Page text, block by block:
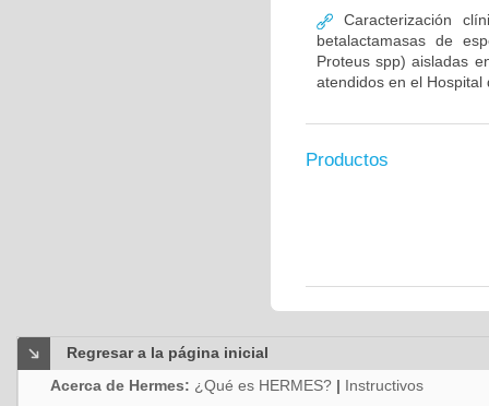
Caracterización
betalactamasas de
Proteus spp) aisladas
atendidos en el
Productos
Regresar a la página inicial
Acerca de Hermes: ¿Qué es HERMES? | Instructivos